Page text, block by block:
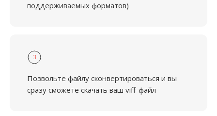
поддерживаемых форматов)
3
Позвольте файлу сконвертироваться и вы
сразу сможете скачать ваш viff-файл